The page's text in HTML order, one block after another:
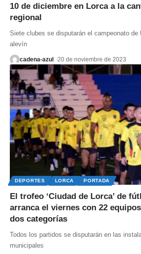
10 de diciembre en Lorca a la
regional
Siete clubes se disputarán el campeonato de
alevín
cadena-azul 20 de noviembre de 2023
DEPORTES LORCA PORTADA
El trofeo ‘Ciudad de Lorca’ de
arranca el viernes con 22
dos categorías
Todos los partidos se disputarán en las
municipales